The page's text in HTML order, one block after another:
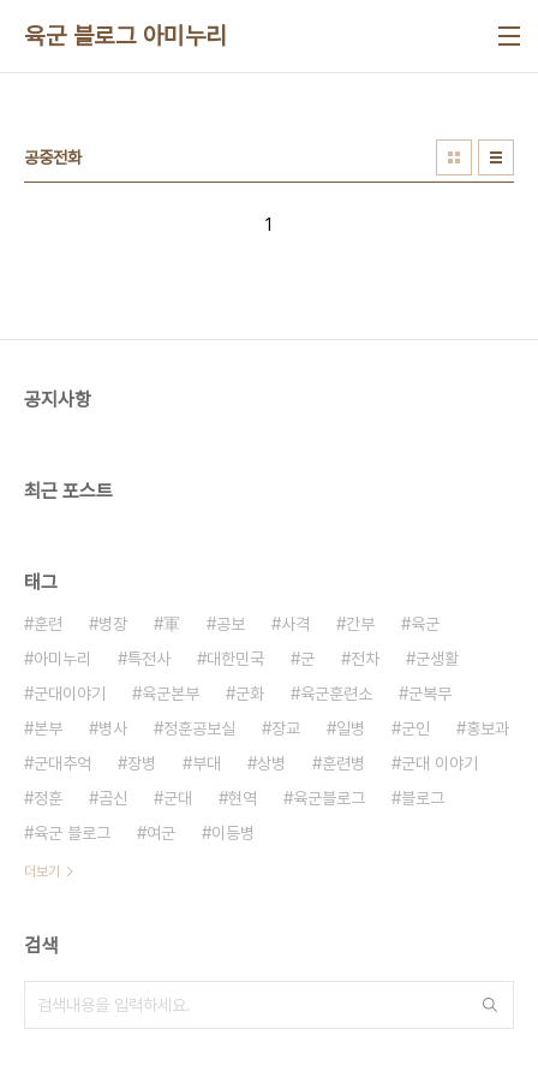
육군 블로그 아미누리
공중전화
1
공지사항
최근 포스트
태그
훈련 병장 軍 공보 사격 간부
육군
아미누리
특전사 대한민국 군 전차
군생활
군대이야기
육군본부 군화 육군훈련소
군복무
본부
병사 정훈공보실 장교 일병 군인
홍보과
군대추억
장병 부대 상병 훈련병
군대 이야기
정훈
곰신 군대 현역 육군블로그
블로그
육군 블로그
여군 이등병
더보기
검색